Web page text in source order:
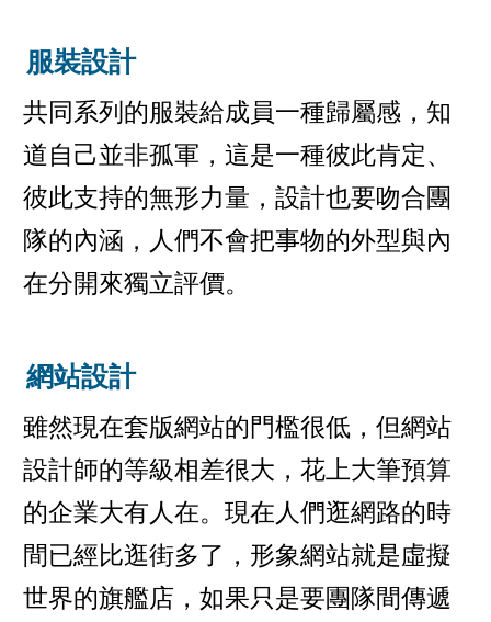
服裝設計
共同系列的服裝給成員一種歸屬感，知
道自己並非孤軍，這是一種彼此肯定、
彼此支持的無形力量，設計也要吻合團
隊的內涵，人們不會把事物的外型與內
在分開來獨立評價。
網站設計
雖然現在套版網站的門檻很低，但網站
設計師的等級相差很大，花上大筆預算
的企業大有人在。現在人們逛網路的時
間已經比逛街多了，形象網站就是虛擬
世界的旗艦店，如果只是要團隊間傳遞